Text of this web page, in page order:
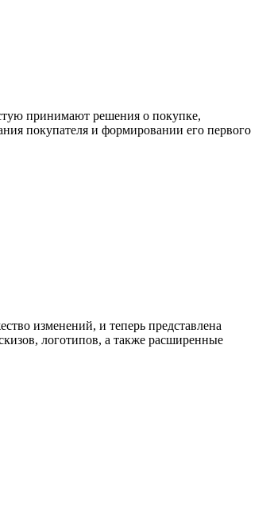
принимают решения о покупке,
покупателя и формировании его первого
изменений, и теперь представлена
логотипов, а также расширенные